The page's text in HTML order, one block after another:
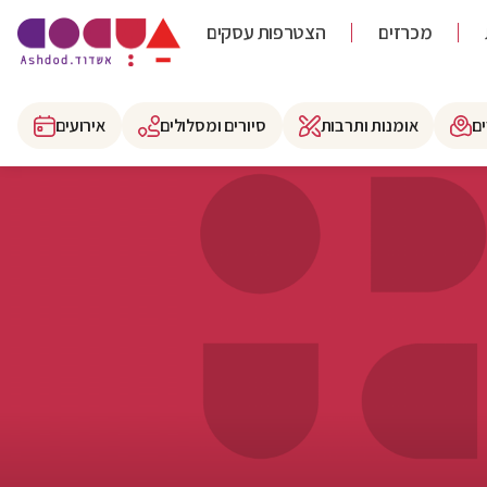
הצטרפות עסקים מכרזים
אירועים סיורים ומסלולים אומנות ותרבות